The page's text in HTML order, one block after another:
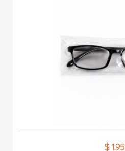
$ 1.95